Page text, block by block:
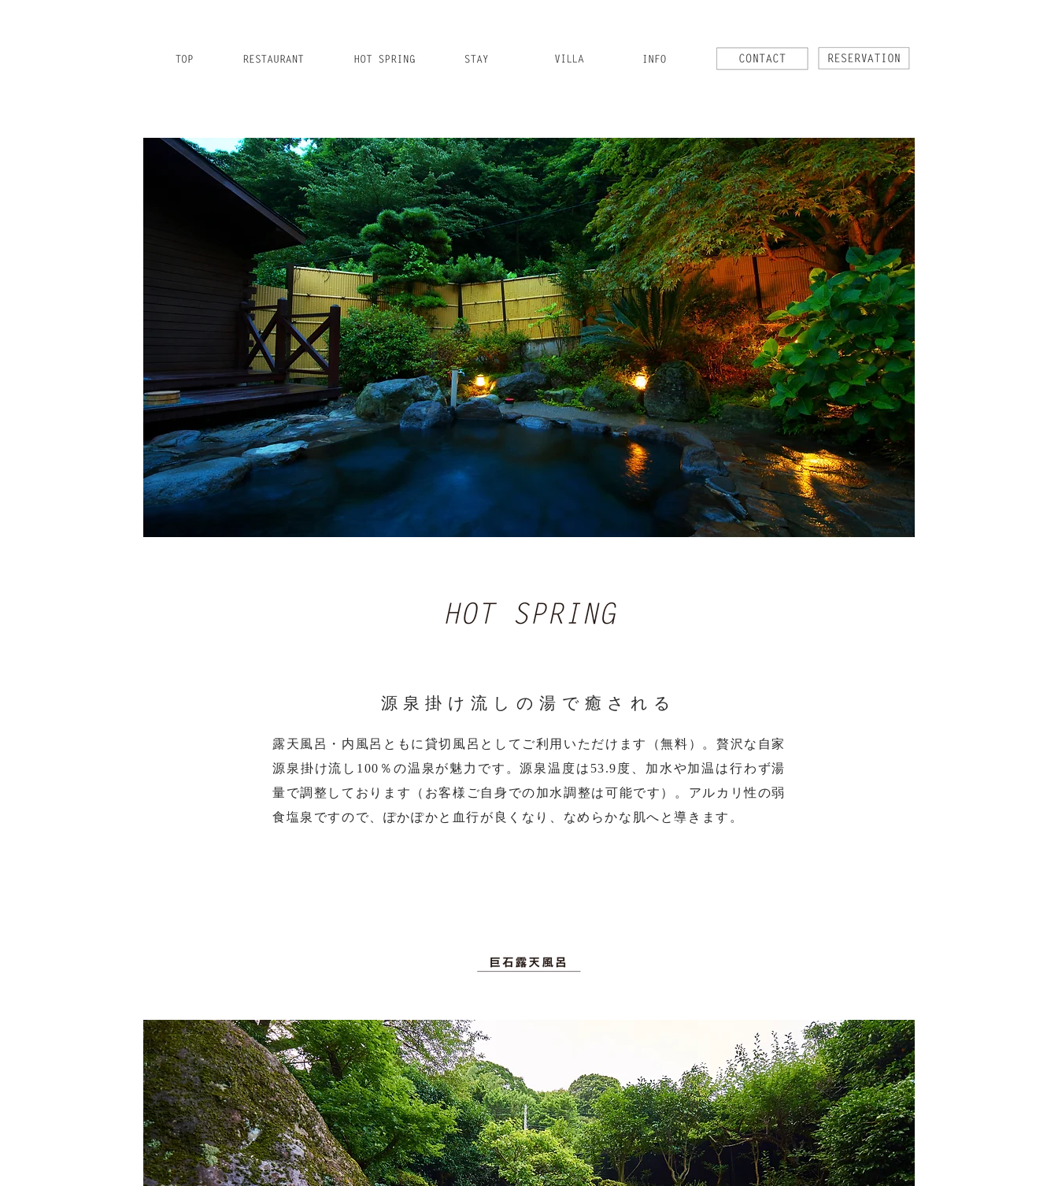
源泉掛け流しの湯で癒される
露天風呂・内風呂ともに貸切風呂としてご利用いただけます（無料）。贅沢な自家
源泉掛け流し100％の温泉が魅力です。源泉温度は53.9度、加水や加温は行わず湯
量で調整しております（お客様ご自身での加水調整は可能です）。アルカリ性の弱
食塩泉ですので、ぽかぽかと血行が良くなり、なめらかな肌へと導きます。